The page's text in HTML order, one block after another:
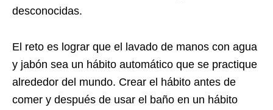
desconocidas.
El reto es lograr que el lavado de manos con agua
y jabón sea un hábito automático que se practique
alrededor del mundo. Crear el hábito antes de
comer y después de usar el baño en un hábito